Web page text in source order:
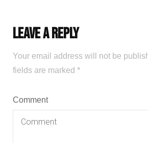
Leave a Reply
Your email address will not be
fields are marked *
Comment